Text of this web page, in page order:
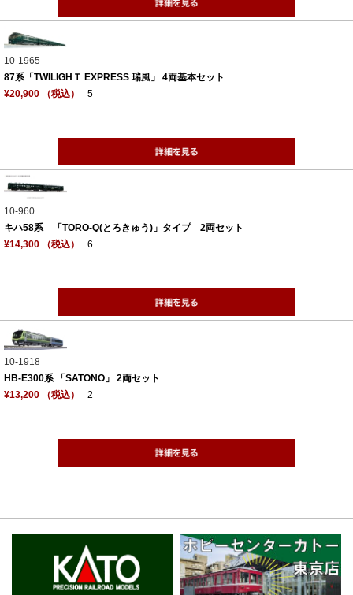
10-1965
87系「TWILIGHＴ EXPRESS 瑞風」 4両基本セット
¥20,900 （税込）
5
10-960
キハ58系 「TORO-Q(とろきゅう)」タイプ 2両セット
¥14,300 （税込）
6
10-1918
HB-E300系 「SATONO」 2両セット
¥13,200 （税込）
2